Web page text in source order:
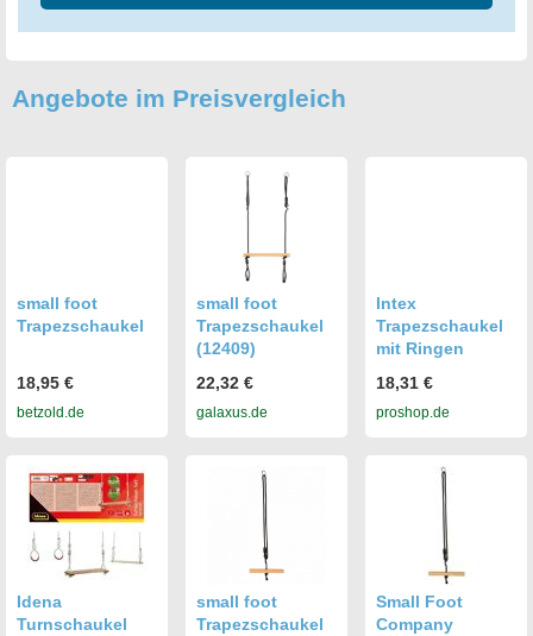
Angebote im Preisvergleich
small foot
Trapezschaukel
18,95 €
betzold.de
small foot
Trapezschaukel
(12409)
22,32 €
galaxus.de
Intex
Trapezschaukel
mit Ringen
18,31 €
proshop.de
Idena
Turnschaukel
small foot
Trapezschaukel
Small Foot
Company